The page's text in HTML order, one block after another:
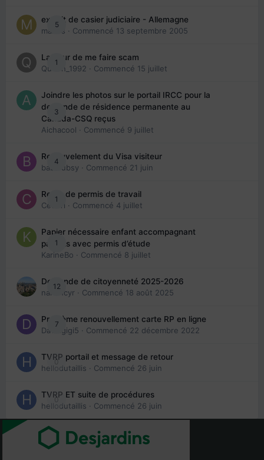
5
extrait de casier judiciaire - Allemagne
maries · Commencé 13 septembre 2005
1
La peur de me faire scam
Queen_1992 · Commencé 15 juillet
3
Joindre les photos sur le portail IRCC pour la
demande de résidence permanente au
Canada-CSQ reçus
Aichacool · Commencé 9 juillet
4
Renouvelement du Visa visiteur
babibubsy · Commencé 21 juin
1
Refus de permis de travail
Cedbri · Commencé 4 juillet
1
Papier nécessaire enfant accompagnant
parents avec permis d’étude
KarineBo · Commencé 8 juillet
12
Demande de citoyenneté 2025-2026
nanancyr · Commencé 18 août 2025
7
Problème renouvellement carte RP en ligne
Davidgigi5 · Commencé 22 décembre 2022
0
TVRP portail et message de retour
hellodutaillis · Commencé 26 juin
0
TVRP ET suite de procédures
hellodutaillis · Commencé 26 juin
Statistiques des membres